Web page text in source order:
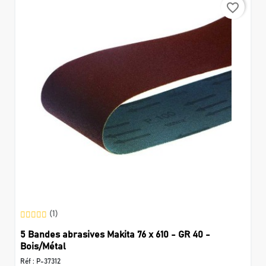
favorite_border
(1)
5 Bandes abrasives Makita 76 x 610 - GR 40 -
Bois/Métal
Réf : P-37312